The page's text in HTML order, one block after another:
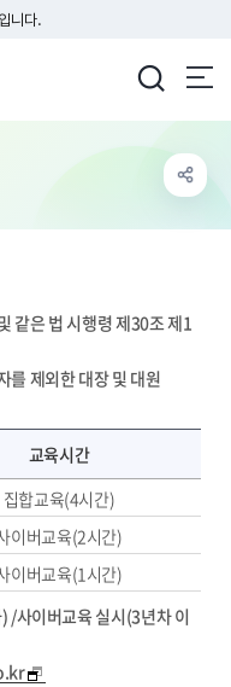
니다.
같은 법 시행령 제30조 제1
를 제외한 대장 및 대원
교육시간
집합교육(4시간)
이버교육(2시간)
이버교육(1시간)
/사이버교육 실시(3년차 이